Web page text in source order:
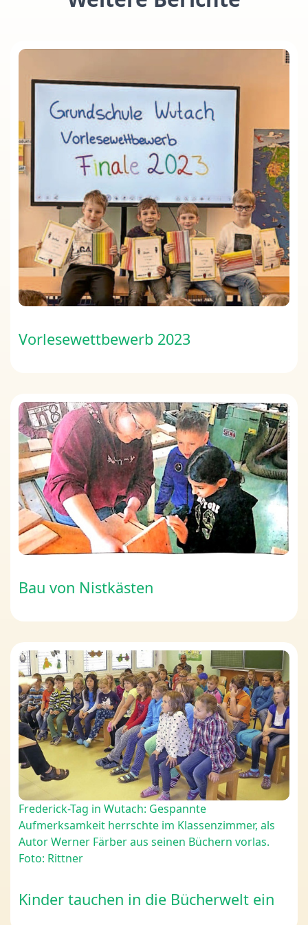
Vorlesewettbewerb 2023
Bau von Nistkästen
Frederick-Tag in Wutach: Gespannte
Aufmerksamkeit herrschte im Klassenzimmer, als
Autor Werner Färber aus seinen Büchern vorlas.
Foto: Rittner
Kinder tauchen in die Bücherwelt ein